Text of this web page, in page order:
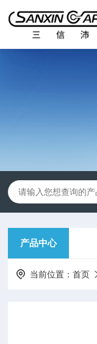
产品中心
当前位置：首页